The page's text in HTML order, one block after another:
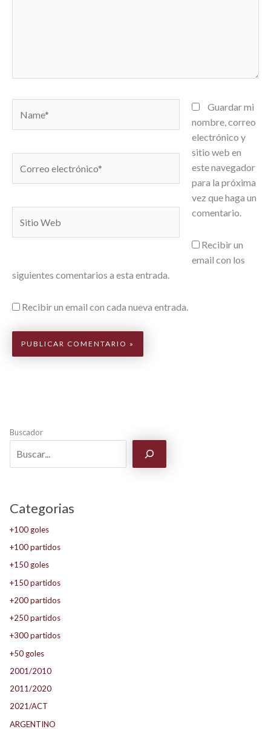
electrónico*
Web
Guardar mi
nombre, correo
electrónico y
sitio web en
este navegador
para la próxima
vez que haga un
comentario.
Recibir un
email con los
siguientes comentarios a esta entrada.
Recibir un email con cada nueva entrada.
Buscador
Categorias
+100 goles
+100 partidos
+150 goles
+150 partidos
+200 partidos
+250 partidos
+300 partidos
+50 goles
2001/2010
2011/2020
2021/ACT
ARGENTINO